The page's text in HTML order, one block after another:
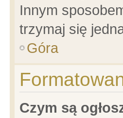
Innym
trzymaj się
Góra
Czym są